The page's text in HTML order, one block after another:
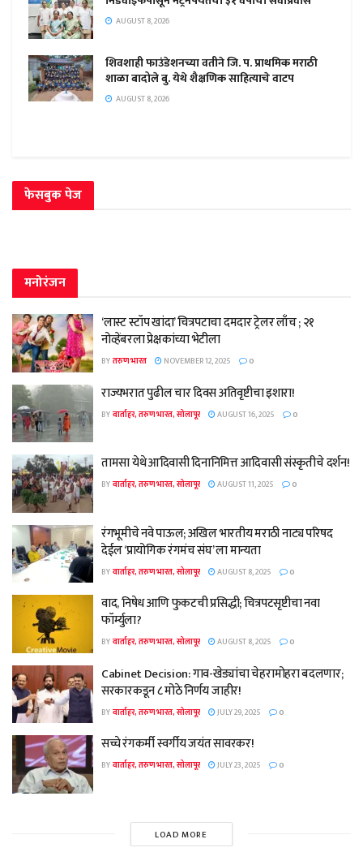
AUGUST 8, 2026
शिवशाही फाउंडेशनच्या वतीने जि. प. प्राथमिक मराठी
शाळा बादोले बु. येथे शैक्षणिक साहित्याचे वाटप
AUGUST 8, 2026
फेसबुक पेज
मनोरंजन
‘लास्ट स्टॉप खांदा’ चित्रपटाचा दमदार ट्रेलर लाँच ; २१
नोव्हेंबरला प्रेक्षकांच्या भेटीला
BYतरुण भारत NOVEMBER 12, 2025 0
राज्यभरात पुढील चार दिवस अतिवृष्टीचा इशारा!
BYवार्ताहर, तरुण भारत, सोलापूर AUGUST 16, 2025 0
तामसा येथे आदिवासी दिनानिमित्त आदिवासी संस्कृतीचे दर्शन!
BYवार्ताहर, तरुण भारत, सोलापूर AUGUST 11, 2025 0
रंगभूमीचे नवे पाऊल; अखिल भारतीय मराठी नाट्य परिषद
देईल ‘प्रायोगिक रंगमंच संघ’ ला मान्यता
BYवार्ताहर, तरुण भारत, सोलापूर AUGUST 8, 2025 0
वाद, निषेध आणि फुकटची प्रसिद्धी; चित्रपटसृष्टीचा नवा
फॉर्म्युला?
BYवार्ताहर, तरुण भारत, सोलापूर AUGUST 8, 2025 0
Cabinet Decision: गाव-खेड्यांचा चेहरामोहरा बदलणार;
सरकारकडून ८ मोठे निर्णय जाहीर!
BYवार्ताहर, तरुण भारत, सोलापूर JULY 29, 2025 0
सच्चे रंगकर्मी स्वर्गीय जयंत सावरकर!
BYवार्ताहर, तरुण भारत, सोलापूर JULY 23, 2025 0
LOAD MORE